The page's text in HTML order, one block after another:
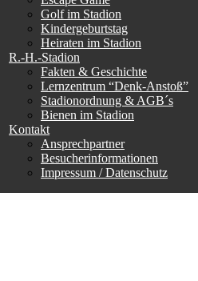
Golf im Stadion
Kindergeburtstag
Heiraten im Stadion
R.-H.-Stadion
Fakten & Geschichte
Lernzentrum “Denk-Anstoß”
Stadionordnung & AGB´s
Bienen im Stadion
Kontakt
Ansprechpartner
Besucherinformationen
Impressum / Datenschutz